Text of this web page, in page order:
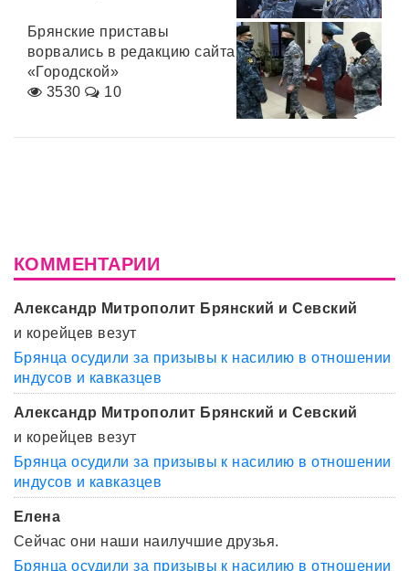
Брянские приставы
ворвались в редакцию сайта
«Городской»
3530
10
КОММЕНТАРИИ
Александр Митрополит Брянский и Севский
и корейцев везут
Брянца осудили за призывы к насилию в отношении
индусов и кавказцев
Александр Митрополит Брянский и Севский
и корейцев везут
Брянца осудили за призывы к насилию в отношении
индусов и кавказцев
Елена
Сейчас они наши наилучшие друзья.
Брянца осудили за призывы к насилию в отношении